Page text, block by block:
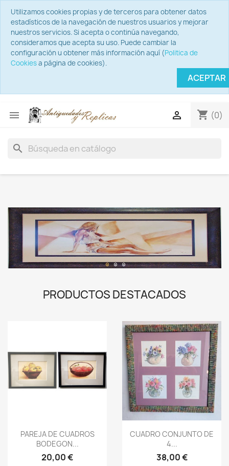
Utilizamos cookies propias y de terceros para obtener datos
estadísticos de la navegación de nuestros usuarios y mejorar
nuestros servicios. Si acepta o continúa navegando,
consideramos que acepta su uso. Puede cambiar la
configuración u obtener más información aquí (Politica de
Cookiesa página de cookies).
ACEPTAR
 shopping_cart (0)

search
1 2 3
PRODUCTOS DESTACADOS
 Vista rápida
PAREJA DE CUADROS
BODEGON...
20,00 €
Vista rápida
CUADRO CONJUNTO DE
4...
38,00 €